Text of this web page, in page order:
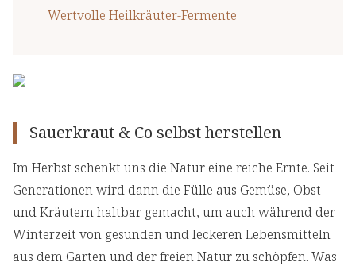
Wertvolle Heilkräuter-Fermente
Sauerkraut & Co selbst herstellen
Im Herbst schenkt uns die Natur eine reiche Ernte. Seit
Generationen wird dann die Fülle aus Gemüse, Obst
und Kräutern haltbar gemacht, um auch während der
Winterzeit von gesunden und leckeren Lebensmitteln
aus dem Garten und der freien Natur zu schöpfen. Was